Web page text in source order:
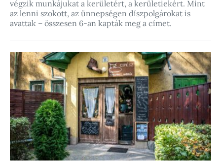
végzik munkájukat a kerületért, a kerületiekért. Mint
az lenni szokott, az ünnepségen díszpolgárokat is
avattak – összesen 6-an kapták meg a címet.